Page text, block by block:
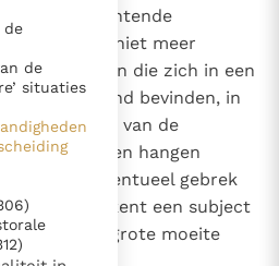
Gods koninkrijk te
door liefde, niet door
verschijnselen en de
een nieuwe Latijnse uitgave
verliest autonomie
toe
de
de
situaties
en verzachtende
is het niet meer
al degenen die zich in een
toestand bevinden, in
verstoken van de
De grenzen hangen
van een eventueel gebrek
Ook al kent een subject
het nog grote moeite